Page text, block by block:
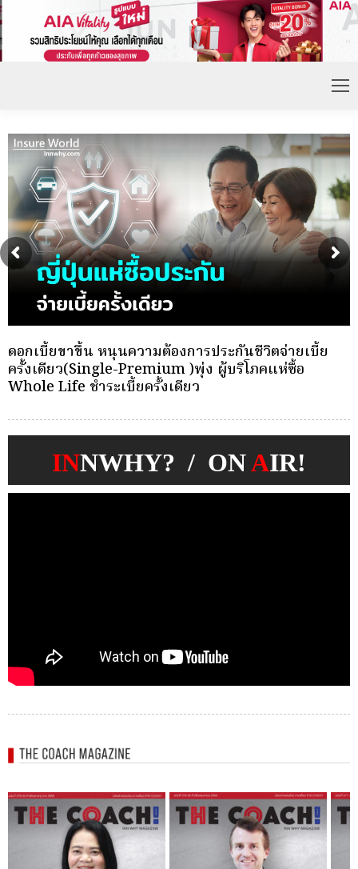
กองทุนประกันวินาศภัย (กปว.) ประกาศเปิดรับสมัคร
บุคคลเพื่อตัดเลือกและแต่งตั้งให้ดำรงตำแหน่งผู้จัดการ
กองทุนประกันวินาศภัย
INNWHY? / ONAIR!